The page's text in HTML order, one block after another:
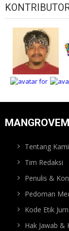
Tentang Kami
Tim Redaksi
Penulis &
Pedoman
Kode Etik
Hak Jawab &